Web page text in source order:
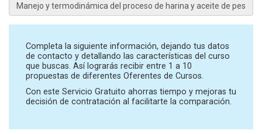
Completa la siguiente información, dejando tus datos
de contacto y detallando las características del curso
que buscas. Así lograrás recibir entre 1 a 10
propuestas de diferentes Oferentes de Cursos.
Con este Servicio Gratuito ahorras tiempo y mejoras tu
decisión de contratación al facilitarte la comparación.